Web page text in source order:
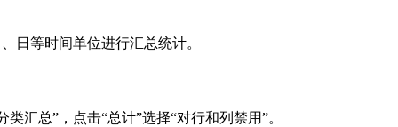
日等时间单位进行汇总统计。
汇总”，点击“总计”选择“对行和列禁用”。